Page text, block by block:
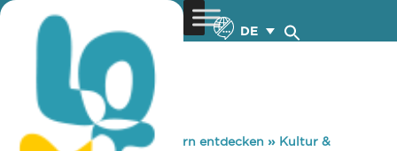
DE
You are here: Home »Zypern entdecken » Kultur &